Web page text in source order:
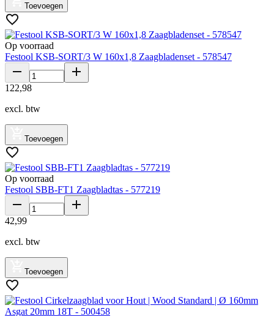
Toevoegen
Op voorraad
Festool KSB-SORT/3 W 160x1,8 Zaagbladenset - 578547
122,98
excl. btw
Toevoegen
Op voorraad
Festool SBB-FT1 Zaagbladtas - 577219
42,99
excl. btw
Toevoegen